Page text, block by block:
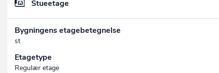
Stueetage
Bygningens etagebetegnelse
st
Etagetype
Regulær etage